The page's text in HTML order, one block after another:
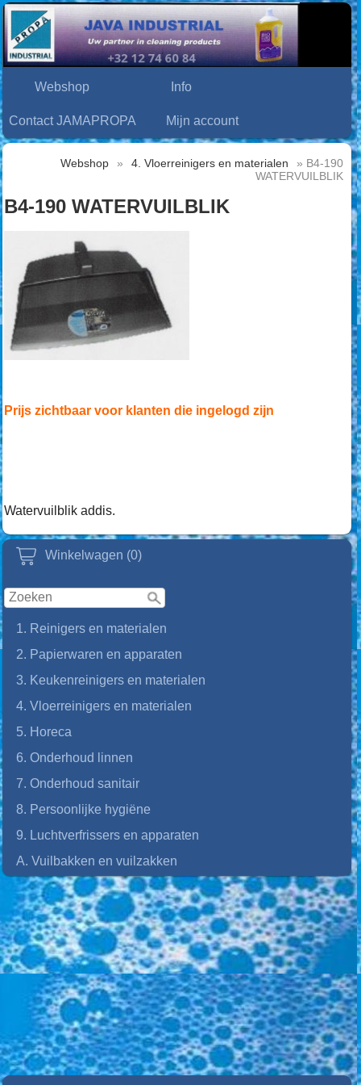
Webshop Info
Contact JAMAPROPA Mijn account
Winkelwagen (0)
1. Reinigers en materialen
2. Papierwaren en apparaten
3. Keukenreinigers en materialen
4. Vloerreinigers en materialen
5. Horeca
6. Onderhoud linnen
7. Onderhoud sanitair
8. Persoonlijke hygiëne
9. Luchtverfrissers en apparaten
A. Vuilbakken en vuilzakken
Webshop » 4. Vloerreinigers en materialen
» B4-190
WATERVUILBLIK
B4-190 WATERVUILBLIK
Prijs zichtbaar voor klanten die ingelogd zijn
Watervuilblik addis.